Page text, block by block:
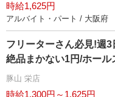
時給1,625円
アルバイト・パート / 大阪府
フリーターさん必見!週
絶品まかない1円/ホール
豚山 栄店
時給1,300円～1,625円